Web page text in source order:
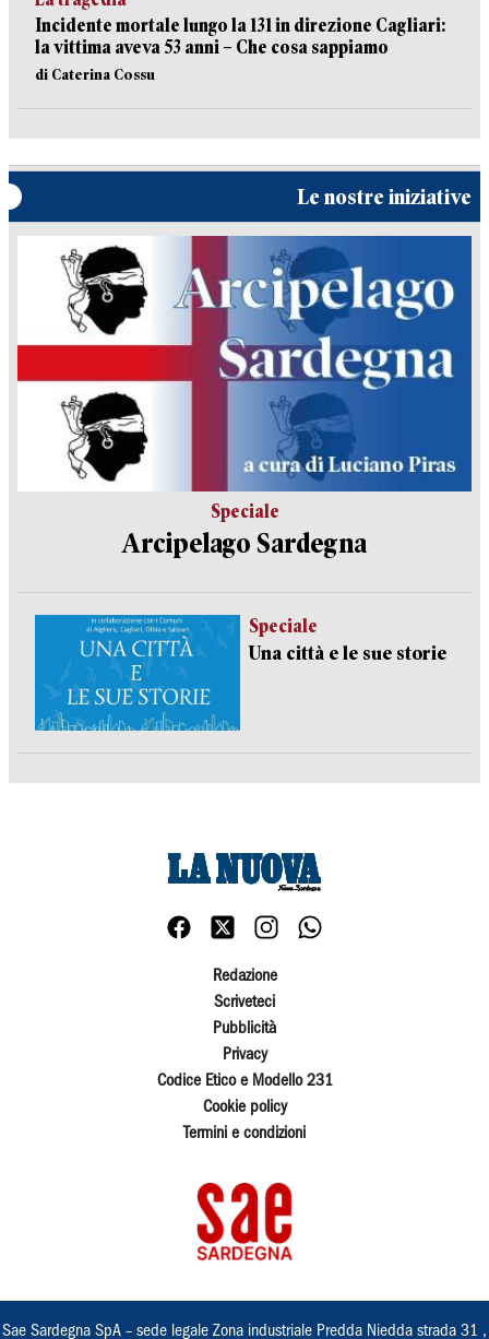
Incidente mortale lungo la 131 in direzione Cagliari:
la vittima aveva 53 anni – Che cosa sappiamo
di Caterina Cossu
Le nostre iniziative
Speciale
Arcipelago Sardegna
Speciale
Una città e le sue storie
Redazione
Scriveteci
Pubblicità
Privacy
Codice Etico e Modello 231
Cookie policy
Termini e condizioni
Sae Sardegna SpA – sede legale Zona industriale Predda Niedda strada 31 ,